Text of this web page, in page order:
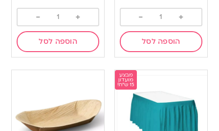
+
-
הוספה לסל
+
-
הוספה לסל
מבצע
מועדון
15 ש"ח!